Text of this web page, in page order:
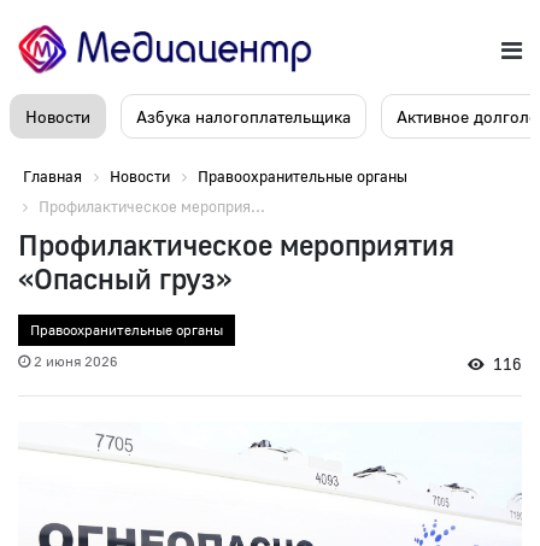
Новости Азбука налогоплательщика Активное
Главная Новости
Правоохранительные органы
Профилактическое мероприя...
Профилактическое мероприятия
«Опасный груз»
Правоохранительные органы
2 июня 2026
116